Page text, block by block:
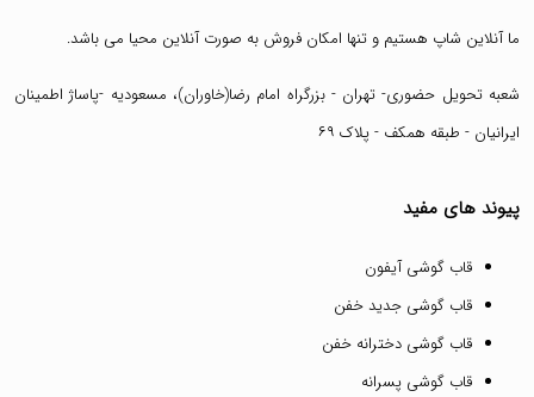
ما آنلاین شاپ هستیم و تنها امکان فروش به صورت آنلاین محیا می باشد.
شعبه تحویل حضوری- تهران - بزرگراه امام رضا(خاوران)، مسعودیه -پاساژ اطمینان
ایرانیان - طبقه همکف - پلاک ۶۹
پیوند های مفید
قاب گوشی آیفون
قاب گوشی جدید خفن
قاب گوشی دخترانه خفن
قاب گوشی پسرانه